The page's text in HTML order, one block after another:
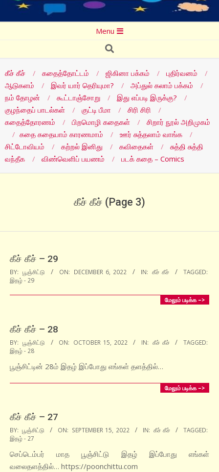
Menu
Search
கீச் கீச் கதைத்தோட்டம் ஜிகினா பக்கம்
புதிர்வனம்
ஆடுகளம்
இவர் யார் தெரியுமா?
அப்துல் கலாம் பக்கம்
நம் தோழன்
கூட்டாஞ்சோறு
இது எப்படி இருக்கு?
குழந்தைப் பாடல்கள்
குட்டி பீமா
சிரி சிரி
கதைத்தோரணம்
பிறமொழி கதைகள்
சிறார் நூல் அறிமுகம்
கதை கதையாம் காரணமாம்
ஊர் சுத்தலாம் வாங்க
சிட்டோவியம்
கற்றல் இனிது கவிதைகள்
சுத்தி சுத்தி
வந்தீக
விண்வெளிப் பயணம் படக் கதை – Comics
கீச் கீச் (Page 3)
கீச் கீச் – 29
2022-
12-
06
BY: பூஞ்சிட்டு ON: DECEMBER 6, 2022 IN: கீச் கீச்
TAGGED:
இதழ் - 29
மேலும் படிக்க –>
கீச் கீச் – 28
2022-
10-
15
BY: பூஞ்சிட்டு ON: OCTOBER 15, 2022 IN: கீச் கீச்
TAGGED:
இதழ் - 28
பூஞ்சிட்டின் 28ம் இதழ் இப்போது எங்கள் தளத்தில்…
மேலும் படிக்க –>
கீச் கீச் – 27
2022-
09-
15
BY: பூஞ்சிட்டு ON: SEPTEMBER 15, 2022 IN: கீச் கீச்
TAGGED:
இதழ் - 27
செப்டெம்பர் மாத பூஞ்சிட்டு இதழ் இப்போது எங்கள்
வலைதளத்தில்… https://poonchittu.com